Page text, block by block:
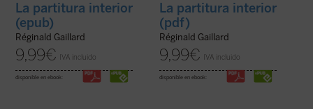
La partitura interior
(epub)
Réginald Gaillard
9,99€ IVA incluido
disponible en ebook:
La partitura interior
(pdf)
Réginald Gaillard
9,99€ IVA incluido
disponible en ebook: